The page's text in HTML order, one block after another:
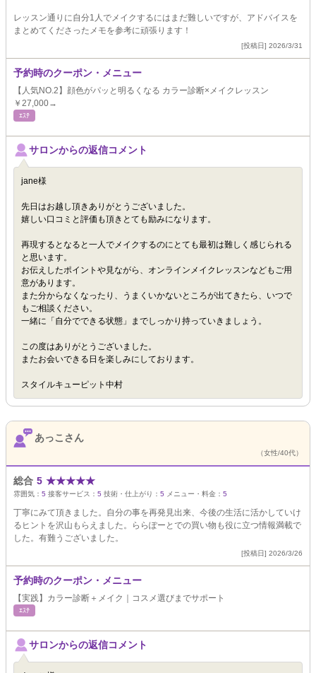
レッスン通りに自分1人でメイクするにはまだ難しいですが、アドバイスを
まとめてくださったメモを参考に頑張ります！
[投稿日] 2026/3/31
予約時のクーポン・メニュー
【人気NO.2】顔色がパッと明るくなる カラー診断×メイクレッスン
￥27,000→
ｴｽﾃ
サロンからの返信コメント
jane様
先日はお越し頂きありがとうございました。
嬉しい口コミと評価も頂きとても励みになります。
再現するとなると一人でメイクするのにとても最初は難しく感じられる
と思います。
お伝えしたポイントや見ながら、オンラインメイクレッスンなどもご用
意があります。
また分からなくなったり、うまくいかないところが出てきたら、いつで
もご相談ください。
一緒に「自分でできる状態」までしっかり持っていきましょう。
この度はありがとうございました。
またお会いできる日を楽しみにしております。
スタイルキューピット中村
あっこさん
（女性/40代）
総合 5 ★★★★★
雰囲気： 5 接客サービス： 5 技術・仕上がり： 5 メニュー・料金： 5
丁寧にみて頂きました。自分の事を再発見出来、今後の生活に活かしていけ
るヒントを沢山もらえました。ららぽーとでの買い物も役に立つ情報満載で
した。有難うございました。
[投稿日] 2026/3/26
予約時のクーポン・メニュー
【実践】カラー診断＋メイク｜コスメ選びまでサポート
ｴｽﾃ
サロンからの返信コメント